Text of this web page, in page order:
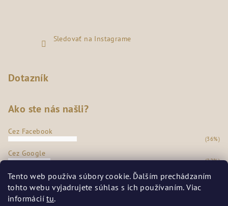
Tento web používa súbory cookie. Ďalším prechádzaním
tohto webu vyjadrujete súhlas s ich používaním. Viac
informáciítu.
Sledovať na Instagrame
Dotazník
Ako ste nás našli?
Cez Facebook
(36%)
Cez Google
(22%)
Z našej predajne
Odporúčanie známych